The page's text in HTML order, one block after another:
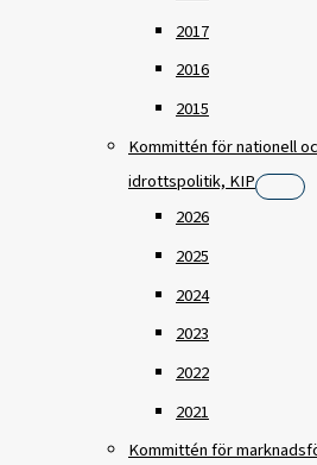
2017
2016
2015
Kommittén för nationell
idrottspolitik, KIP
2026
2025
2024
2023
2022
2021
Kommittén för